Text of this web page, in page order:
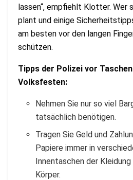
lassen“, empfiehlt Klotter. Wer
plant und einige
am besten vor den langen
schützen.
Tipps der Polizei vor
Volksfesten:
Nehmen Sie nur so viel
tatsächlich benötigen.
Tragen Sie Geld und
Papiere immer in
Innentaschen der
Körper.